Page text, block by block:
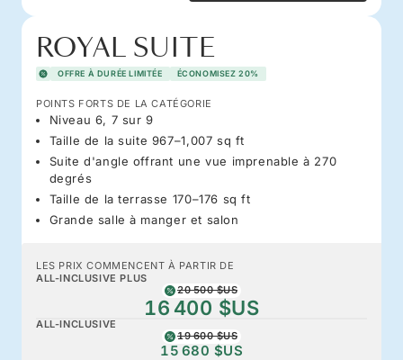
ROYAL SUITE
OFFRE À DURÉE LIMITÉE ÉCONOMISEZ 20%
POINTS FORTS DE LA CATÉGORIE
Niveau 6, 7 sur 9
Taille de la suite 967–1,007 sq ft
Suite d'angle offrant une vue imprenable à 270
degrés
Taille de la terrasse 170–176 sq ft
Grande salle à manger et salon
LES PRIX COMMENCENT À PARTIR DE
ALL-INCLUSIVE PLUS
20 500 $US
16 400 $US
ALL-INCLUSIVE
19 600 $US
15 680 $US